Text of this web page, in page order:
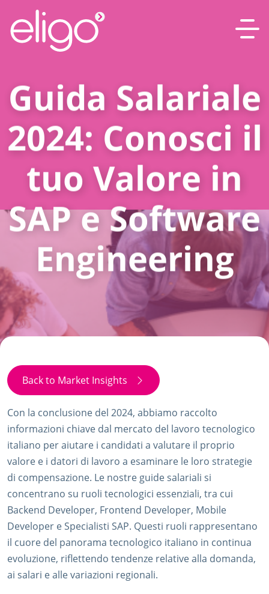
Guida Salariale
2024: Conosci il
tuo Valore in
SAP e Software
Engineering
Back to Market Insights
Con la conclusione del 2024, abbiamo raccolto
informazioni chiave dal mercato del lavoro tecnologico
italiano per aiutare i candidati a valutare il proprio
valore e i datori di lavoro a esaminare le loro strategie
di compensazione. Le nostre guide salariali si
concentrano su ruoli tecnologici essenziali, tra cui
Backend Developer, Frontend Developer, Mobile
Developer e Specialisti SAP. Questi ruoli rappresentano
il cuore del panorama tecnologico italiano in continua
evoluzione, riflettendo tendenze relative alla domanda,
ai salari e alle variazioni regionali.